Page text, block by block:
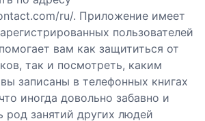
ru/. Приложение имеет
пользователей
вам как защититься от
так и посмотреть, каким
записаны в телефонных книгах
иногда довольно забавно и
род занятий других людей